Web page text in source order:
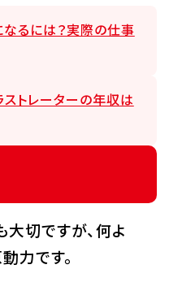
なるには？実際の仕事
ストレーターの年収は
大切ですが、何よ
力です。